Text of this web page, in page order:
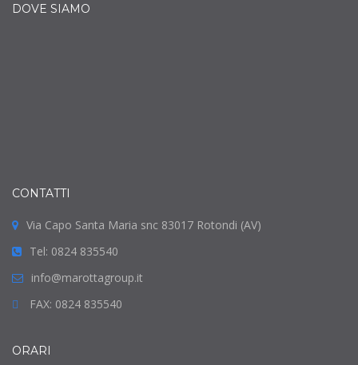
DOVE SIAMO
CONTATTI
Via Capo Santa Maria snc 83017 Rotondi (AV)
Tel: 0824 835540
info@marottagroup.it
FAX: 0824 835540
ORARI